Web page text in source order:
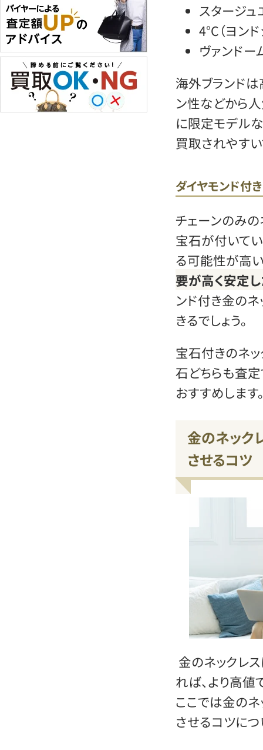
スタージュ
4°C（ヨン
ヴァンドー
海外ブランド
ン性などから
に限定モデル
買取されやすい
ダイヤモンド付き
チェーンのみの
宝石が付いて
る可能性が高
要が高く安定
ンド付き金の
きるでしょう。
宝石付きのネッ
石どちらも査
おすすめします
金のネック
させるコツ
金のネックレ
れば、より高値
ここでは金の
させるコツにつ